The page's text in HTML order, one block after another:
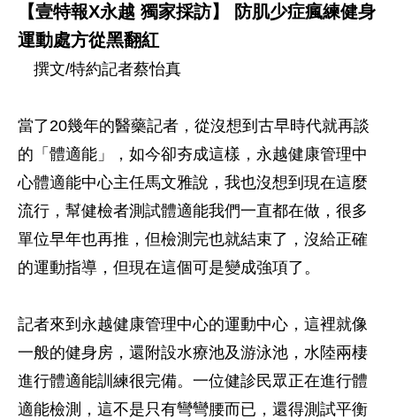
【壹特報X永越 獨家採訪】 防肌少症瘋練健身
運動處方從黑翻紅
撰文/特約記者蔡怡真
當了20幾年的醫藥記者，從沒想到古早時代就再談
的「體適能」，如今卻夯成這樣，永越健康管理中
心體適能中心主任馬文雅說，我也沒想到現在這麼
流行，幫健檢者測試體適能我們一直都在做，很多
單位早年也再推，但檢測完也就結束了，沒給正確
的運動指導，但現在這個可是變成強項了。
記者來到永越健康管理中心的運動中心，這裡就像
一般的健身房，還附設水療池及游泳池，水陸兩棲
進行體適能訓練很完備。一位健診民眾正在進行體
適能檢測，這不是只有彎彎腰而已，還得測試平衡